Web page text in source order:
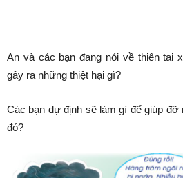
An và các bạn đang nói về thiên tai
gây ra những thiệt hại gì?
Các bạn dự định sẽ làm gì để giúp
đó?